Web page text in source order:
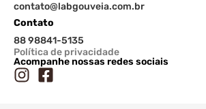
contato@labgouveia.com.br
Contato
88 98841-5135
Política de privacidade
Acompanhe nossas redes sociais